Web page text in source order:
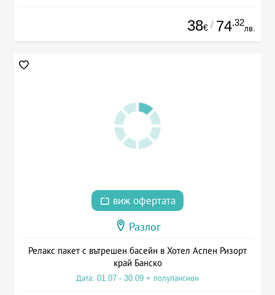
38€ / 74.32
лв.
виж офертата
Разлог
Релакс пакет с вътрешен басейн в Хотел Аспен Ризорт
край Банско
Дата: 01.07 - 30.09 + полупансион